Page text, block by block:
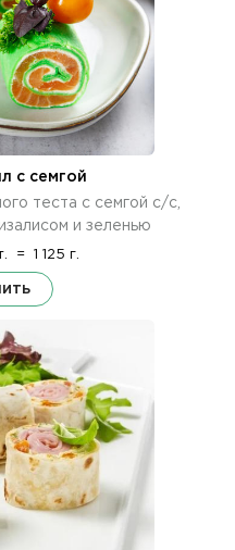
с семгой
теста с семгой с/с,
и зеленью
= 1 125 г.